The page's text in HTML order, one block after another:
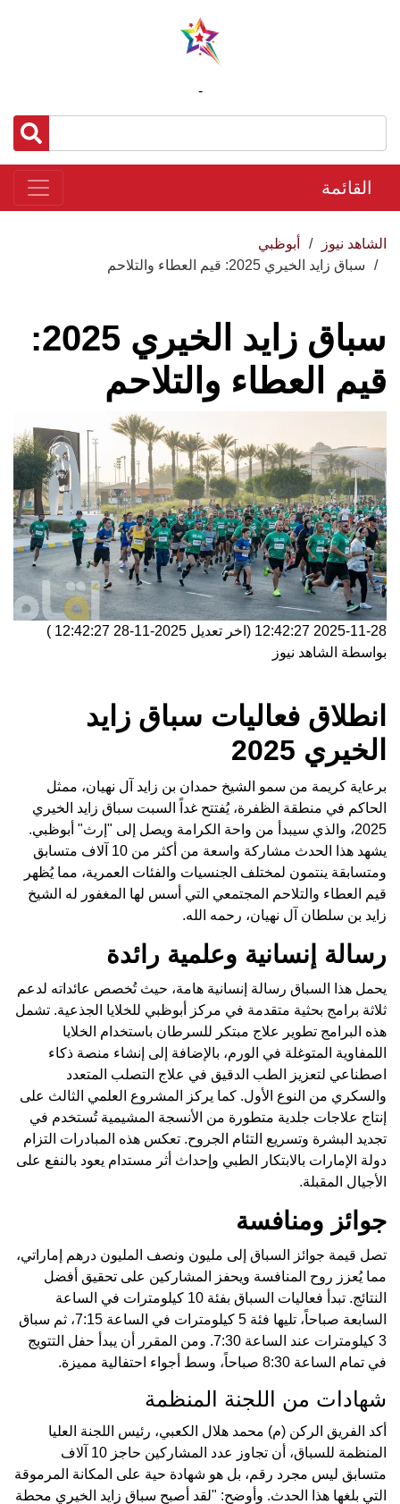
-
القائمة
الشاهد نيوز
أبوظبي
سباق زايد الخيري 2025: قيم العطاء والتلاحم
سباق زايد الخيري 2025:
قيم العطاء والتلاحم
2025-11-28 12:42:27 (اخر تعديل 2025-11-28 12:42:27
)
بواسطة الشاهد نيوز
انطلاق فعاليات سباق زايد
الخيري 2025
برعاية كريمة من سمو الشيخ حمدان بن زايد آل نهيان، ممثل
الحاكم في منطقة الظفرة، يُفتتح غداً السبت سباق زايد الخيري
2025، والذي سيبدأ من واحة الكرامة ويصل إلى "إرث" أبوظبي.
يشهد هذا الحدث مشاركة واسعة من أكثر من 10 آلاف متسابق
ومتسابقة ينتمون لمختلف الجنسيات والفئات العمرية، مما يُظهر
قيم العطاء والتلاحم المجتمعي التي أسس لها المغفور له الشيخ
زايد بن سلطان آل نهيان، رحمه الله.
رسالة إنسانية وعلمية رائدة
يحمل هذا السباق رسالة إنسانية هامة، حيث تُخصص عائداته لدعم
ثلاثة برامج بحثية متقدمة في مركز أبوظبي للخلايا الجذعية. تشمل
هذه البرامج تطوير علاج مبتكر للسرطان باستخدام الخلايا
اللمفاوية المتوغلة في الورم، بالإضافة إلى إنشاء منصة ذكاء
اصطناعي لتعزيز الطب الدقيق في علاج التصلب المتعدد
والسكري من النوع الأول. كما يركز المشروع العلمي الثالث على
إنتاج علاجات جلدية متطورة من الأنسجة المشيمية تُستخدم في
تجديد البشرة وتسريع التئام الجروح. تعكس هذه المبادرات التزام
دولة الإمارات بالابتكار الطبي وإحداث أثر مستدام يعود بالنفع على
الأجيال المقبلة.
جوائز ومنافسة
تصل قيمة جوائز السباق إلى مليون ونصف المليون درهم إماراتي،
مما يُعزز روح المنافسة ويحفز المشاركين على تحقيق أفضل
النتائج. تبدأ فعاليات السباق بفئة 10 كيلومترات في الساعة
السابعة صباحاً، تليها فئة 5 كيلومترات في الساعة 7:15، ثم سباق
3 كيلومترات عند الساعة 7:30. ومن المقرر أن يبدأ حفل التتويج
في تمام الساعة 8:30 صباحاً، وسط أجواء احتفالية مميزة.
شهادات من اللجنة المنظمة
أكد الفريق الركن (م) محمد هلال الكعبي، رئيس اللجنة العليا
المنظمة للسباق، أن تجاوز عدد المشاركين حاجز 10 آلاف
متسابق ليس مجرد رقم، بل هو شهادة حية على المكانة المرموقة
التي بلغها هذا الحدث. وأوضح: "لقد أصبح سباق زايد الخيري محطة